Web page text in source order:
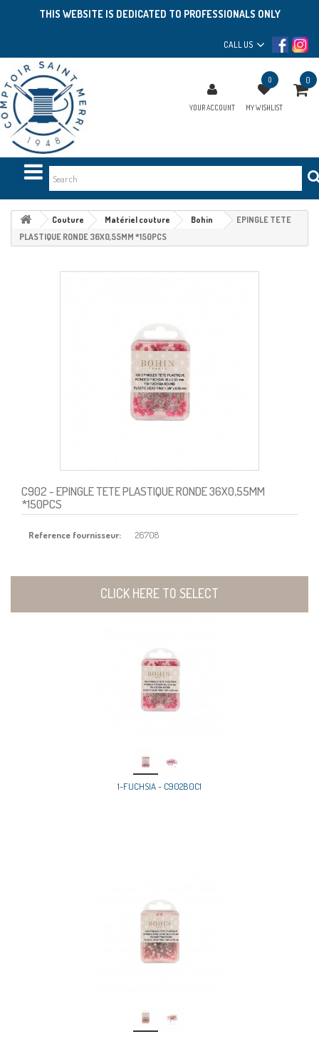
THIS WEBSITE IS DEDICATED TO PROFESSIONALS ONLY
CALL US
YOUR ACCOUNT
0
MY WISHLIST
0
Couture Matériel couture Bohin
EPINGLE TETE
PLASTIQUE RONDE 36X0,55MM *150PCS
C902- EPINGLE TETE PLASTIQUE RONDE 36X0,55MM
*150PCS
Reference fournisseur: 26708
CLICK HERE TO SELECT
1-FUCHSIA - C902B0C1